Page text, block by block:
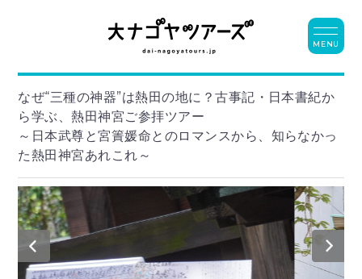
なぜ“三種の神器”は熱田の地に？古事記・日本書紀か
ら学ぶ、熱田神宮ご参拝ツアー
～日本武尊と宮簀媛命とのロマンスから、知らなかっ
た熱田神宮あれこれ～
MENU